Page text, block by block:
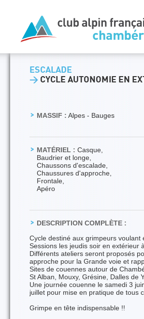
ESCALADE
> CYCLE AUTONOMIE EN
MASSIF : Alpes - Bauges
MATÉRIEL : Casque,
Baudrier et longe,
Chaussons d'escalade,
Chaussures d'approche,
Frontale,
Apéro
DESCRIPTION COMPLÈTE :
Cycle destiné aux grimpeurs voulant
Sessions les jeudis soir en extérieur
Différents ateliers seront proposés
approche pour la Grande voie et
Sites de couennes autour de
St Alban, Mouxy, Grésine, Dalles de
Une journée couenne le samedi 3
juillet pour mise en pratique de tous
Grimpe en tête indispensable !!